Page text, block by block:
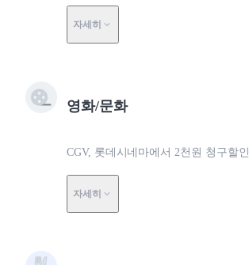
자세히
영화/문화
CGV, 롯데시네마에서 2천원 청구할인
자세히